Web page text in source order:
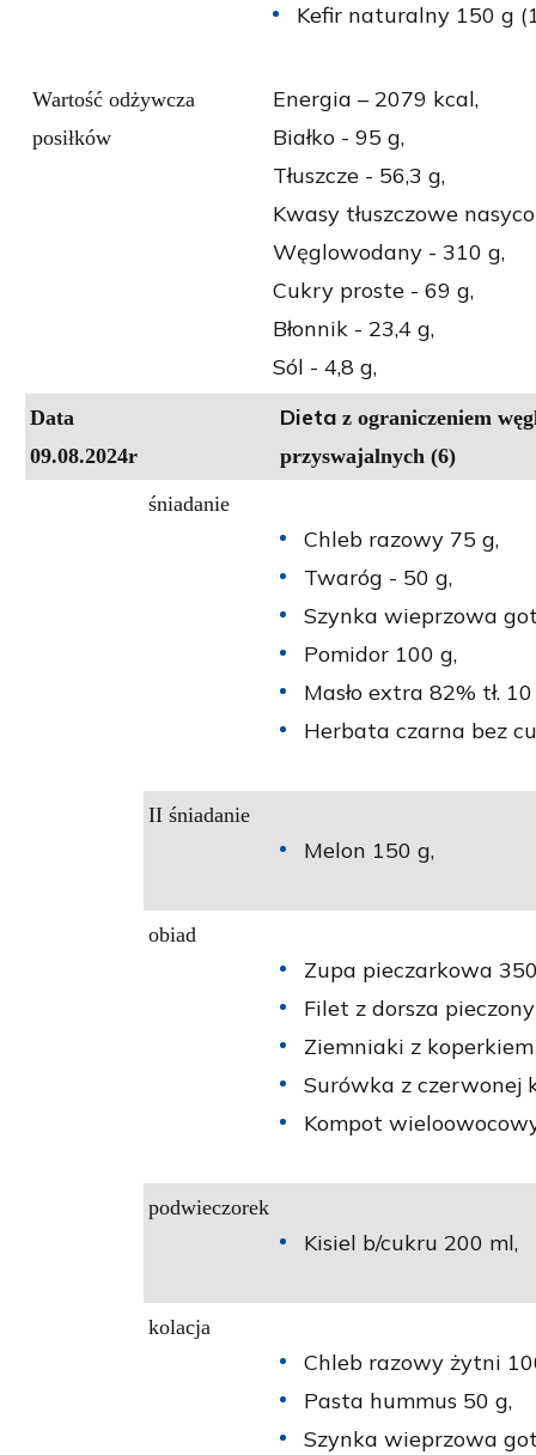
Kefir naturalny 150 g
Wartość odżywcza
posiłków
Energia – 2079 kcal,
Białko - 95 g,
Tłuszcze - 56,3 g,
Kwasy tłuszczowe
Węglowodany - 310 g,
Cukry proste - 69 g,
Błonnik - 23,4 g,
Sól - 4,8 g,
Data
09.08.2024r
Dieta z ograniczeniem
przyswajalnych (6)
śniadanie
Chleb razowy 75 g,
Twaróg - 50 g,
Szynka wieprzowa
Pomidor 100 g,
Masło extra 82% tł.
Herbata czarna bez
II śniadanie
Melon 150 g,
obiad
Zupa pieczarkowa
Filet z dorsza
Ziemniaki z
Surówka z czerwonej
Kompot
podwieczorek
Kisiel b/cukru 200 ml,
kolacja
Chleb razowy żytni
Pasta hummus 50 g,
Szynka wieprzowa